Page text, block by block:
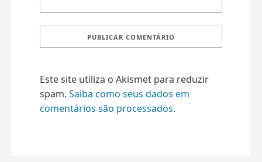
Este site utiliza o Akismet para reduzir
spam. Saiba como seus dados em
comentários são processados.